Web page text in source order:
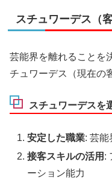
スチュワーデス（
芸能界を離れることを
チュワーデス（現在の
スチュワーデスを
安定した職業: 芸能
接客スキルの活用 :
ーション能力